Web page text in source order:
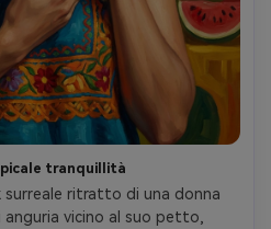
tranquillità
surreale ritratto di una donna
vicino al suo petto,